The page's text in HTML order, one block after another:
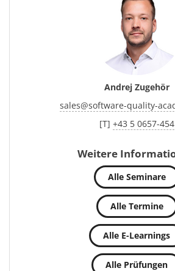
Andrej Zugehör
sales@software-quality-
[T] +43 5 0657-454
Weitere
Alle Seminare
Alle Termine
Alle E-Learnings
Alle Prüfungen